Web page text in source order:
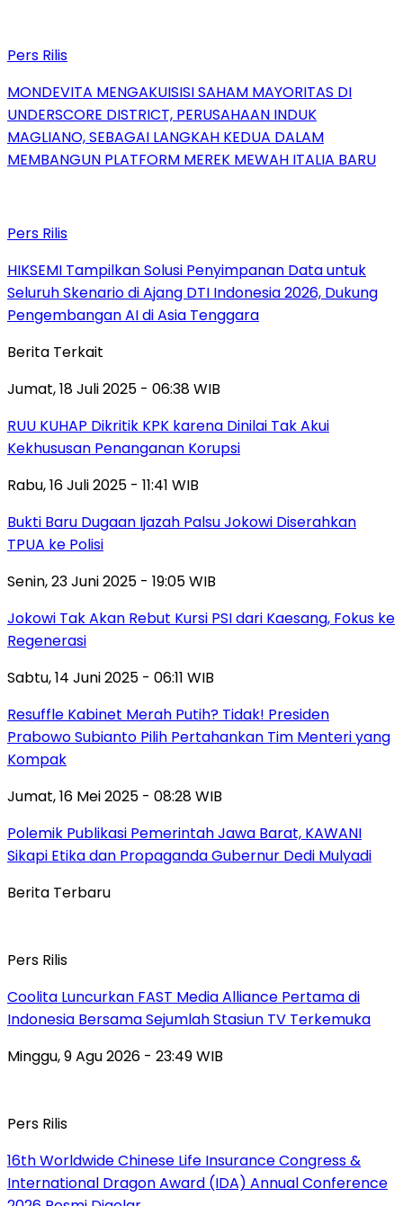
Pers Rilis
MONDEVITA MENGAKUISISI SAHAM MAYORITAS DI
UNDERSCORE DISTRICT, PERUSAHAAN INDUK
MAGLIANO, SEBAGAI LANGKAH KEDUA DALAM
MEMBANGUN PLATFORM MEREK MEWAH ITALIA BARU
Pers Rilis
HIKSEMI Tampilkan Solusi Penyimpanan Data untuk
Seluruh Skenario di Ajang DTI Indonesia 2026, Dukung
Pengembangan AI di Asia Tenggara
Berita Terkait
Jumat, 18 Juli 2025 - 06:38 WIB
RUU KUHAP Dikritik KPK karena Dinilai Tak Akui
Kekhususan Penanganan Korupsi
Rabu, 16 Juli 2025 - 11:41 WIB
Bukti Baru Dugaan Ijazah Palsu Jokowi Diserahkan
TPUA ke Polisi
Senin, 23 Juni 2025 - 19:05 WIB
Jokowi Tak Akan Rebut Kursi PSI dari Kaesang, Fokus ke
Regenerasi
Sabtu, 14 Juni 2025 - 06:11 WIB
Resuffle Kabinet Merah Putih? Tidak! Presiden
Prabowo Subianto Pilih Pertahankan Tim Menteri yang
Kompak
Jumat, 16 Mei 2025 - 08:28 WIB
Polemik Publikasi Pemerintah Jawa Barat, KAWANI
Sikapi Etika dan Propaganda Gubernur Dedi Mulyadi
Berita Terbaru
Pers Rilis
Coolita Luncurkan FAST Media Alliance Pertama di
Indonesia Bersama Sejumlah Stasiun TV Terkemuka
Minggu, 9 Agu 2026 - 23:49 WIB
Pers Rilis
16th Worldwide Chinese Life Insurance Congress &
International Dragon Award (IDA) Annual Conference